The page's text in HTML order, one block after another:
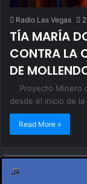
Radio Las Vegas
TÍA MARÍA
CONTRA LA
DE
Proyecto Minero
desde el inicio de
Read More »